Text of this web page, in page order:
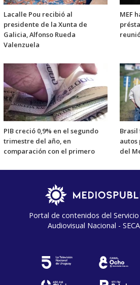
Lacalle Pou recibió al
presidente de la Xunta de
Galicia, Alfonso Rueda
Valenzuela
MEF
PIB creció 0,9% en el segundo
trimestre del año, en
comparación con el primero
autos
del
Portal de contenidos del
Audiovisual Nacional -